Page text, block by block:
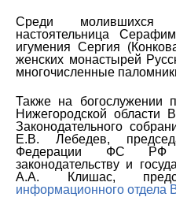
Среди
настоятельница
игумения Сергия
женских монастырей
многочисленные
Также на богослужении
Нижегородской области
Законодательного
Е.В. Лебедев,
Федерации ФС РФ
законодательству и
А.А. Клишас,
информационного отдела